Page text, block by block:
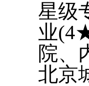
星级
业
院、
北京